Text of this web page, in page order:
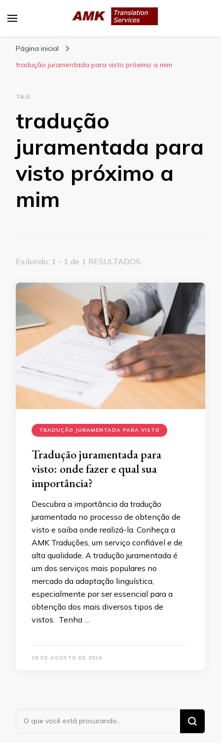
livre, tradução técnica, interpretação
consecutiva, interpretação simultânea, etc.
Página inicial
tradução juramentada para visto próximo a mim
TAG
tradução
juramentada para
visto próximo a
mim
Exibindo: 1 - 1 de 1 RESULTADOS
TRADUÇÃO JURAMENTADA PARA VISTO
Tradução juramentada para
visto: onde fazer e qual sua
importância?
Descubra a importância da tradução
juramentada no processo de obtenção de
visto e saiba onde realizá-la. Conheça a
AMK Traduções, um serviço confiável e de
alta qualidade. A tradução juramentada é
um dos serviços mais populares no
mercado da adaptação linguística,
especialmente por ser essencial para a
obtenção dos mais diversos tipos de
vistos. Tenha …
18 DE AGOSTO DE 2024